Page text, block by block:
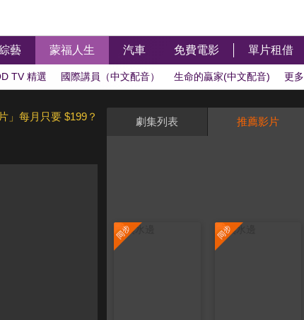
藝 蒙福人生 汽車 免費電影 單片租借
TV 精選 國際講員（中文配音） 生命的贏家(中文配音) 更多
」每月只要 $199？ 劇集列表 推薦影片